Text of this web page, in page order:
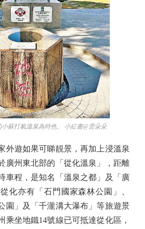
蘇打氡溫泉為特色。 小紅書@雲朵朵
遊如果可睇靚景，再加上浸溫泉
廣州東北部的「從化溫泉」，距離
車程，是知名「溫泉之都」及「廣
化亦有「石門國家森林公園」、
園」及「千瀧溝大瀑布」等旅遊景
乘坐地鐵14號線已可抵達從化區，